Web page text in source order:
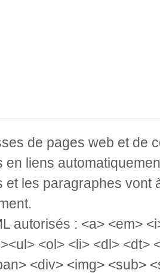
de pages web et de
en liens
et les paragraphes vont
autorisés : <a> <em>
<ol> <li> <dl> <dt>
<div> <img> <sub>